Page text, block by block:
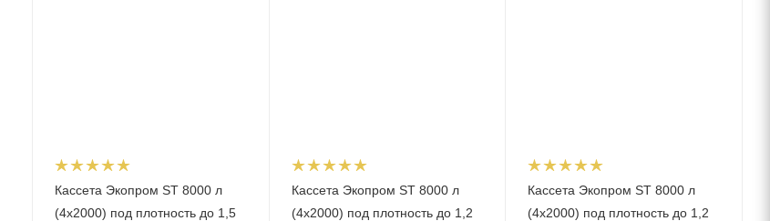
Кассета Экопром ST 8000 л
(4х2000) под плотность до 1,5
Кассета Экопром ST 8000 л
(4х2000) под плотность до 1,2
Кассета Экопром ST 8000 л
(4х2000) под плотность до 1,2